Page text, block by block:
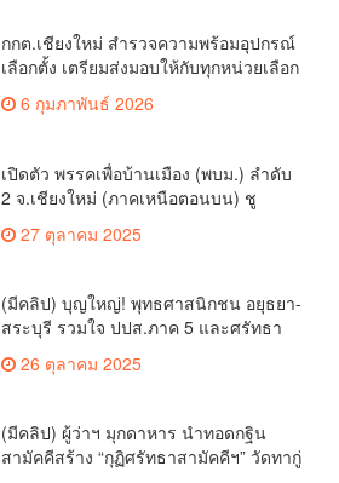
กกต.เชียงใหม่ สำรวจความพร้อมอุปกรณ์
เลือกตั้ง เตรียมส่งมอบให้กับทุกหน่วยเลือก
ตั้งในวันพรุ่งนี้
6 กุมภาพันธ์ 2026
เปิดตัว พรรคเพื่อบ้านเมือง (พบม.) ลำดับ
2 จ.เชียงใหม่ (ภาคเหนือตอนบน) ชู
เกษตรกร สร้างสวัสดิการ-อาชีพที่มั่นคง
เผาทำลายยาเสพติดทิ้งทันทีหากจับได้
27 ตุลาคม 2025
(มีคลิป) บุญใหญ่! พุทธศาสนิกชน อยุธยา-
สระบุรี รวมใจ ปปส.ภาค 5 และศรัทธา
26 ตุลาคม 2025
(มีคลิป) ผู้ว่าฯ มุกดาหาร นำทอดกฐิน
สามัคคีสร้าง “กุฏิศรัทธาสามัคคีฯ” วัดทากู่